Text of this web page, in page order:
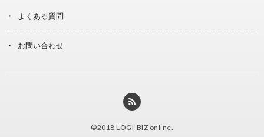
よくある質問
お問い合わせ
©2018 LOGI-BIZ online